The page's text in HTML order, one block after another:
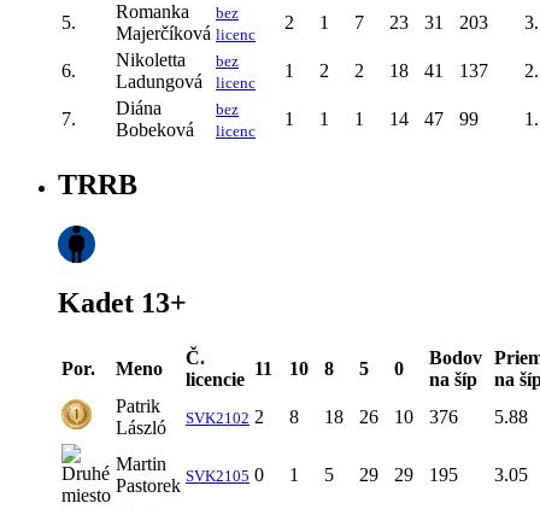
5.
Romanka
Majerčíková
bez
licenc
2 1 7 23 31 203
6.
Nikoletta
Ladungová
bez
licenc
1 2 2 18 41 137
7.
Diána
Bobeková
bez
licenc
1 1 1 14 47 99
TRRB
Kadet 13+
Por. Meno
Č.
licencie
11 10 8 5 0
Bodov
na šíp
na
Patrik
László
SVK2102 2 8 18 26 10 376 5.88
Martin
Pastorek SVK2105 0 1 5 29 29 195 3.05